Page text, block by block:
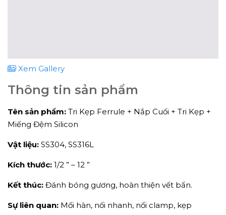
Xem Gallery
Thông tin sản phẩm
Tên sản phẩm: Tri Kẹp Ferrule + Nắp Cuối + Tri Kẹp +
Miếng Đệm Silicon
Vật liệu: SS304, SS316L
Kích thước: 1/2 ” – 12 ”
Kết thúc: Đánh bóng gương, hoàn thiện vết bẩn.
Sự liên quan: Mối hàn, nối nhanh, nối clamp, kẹp